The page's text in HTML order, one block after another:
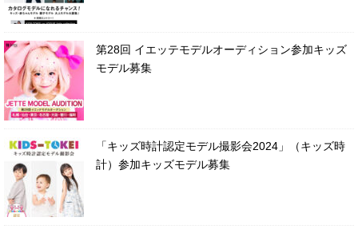
第28回 イエッテモデルオーディション参加キッズ
モデル募集
「キッズ時計認定モデル撮影会2024」（キッズ時
計）参加キッズモデル募集